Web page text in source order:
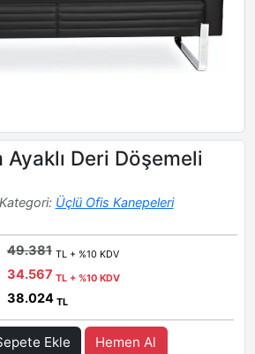
Deri Döşemeli
Kategori: Üçlü Ofis Kanepeleri
49.381 TL + %10 KDV
34.567 TL + %10 KDV
38.024 TL
Ekle Hemen Al